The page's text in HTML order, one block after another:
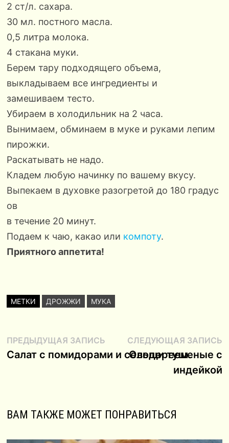
2 ст/л. сахара.
30 мл. постного масла.
0,5 литра молока.
4 стакана муки.
Берем тару подходящего объема,
выкладываем все ингредиенты и
замешиваем тесто.
Убираем в холодильник на 2 часа.
Вынимаем, обминаем в муке и руками лепим
пирожки.
Раскатывать не надо.
Кладем любую начинку по вашему вкусу.
Выпекаем в духовке разогретой до 180 градус
ов
в течение 20 минут.
Подаем к чаю, какао или компоту.
Приятного аппетита!
МЕТКИ ДРОЖЖИ МУКА
Навигация
по
ПРЕДЫДУЩАЯ ЗАПИСЬПредыдущая
запись:
Салат с помидорами и сельдереем.
СЛЕДУЮЩАЯ ЗАПИСЬ
Овощи тушеные с
индейкой
ВАМ ТАКЖЕ МОЖЕТ ПОНРАВИТЬСЯ